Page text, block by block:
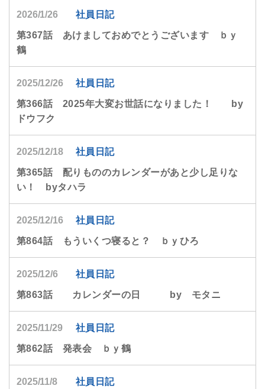
2026/1/26 社員日記
第367話 あけましておめでとうございます ｂｙ
鶴
2025/12/26 社員日記
第366話 2025年大変お世話になりました！ by
ドウフク
2025/12/18 社員日記
第365話 配りもののカレンダーがあと少し足りな
い！ byタハラ
2025/12/16 社員日記
第864話 もういくつ寝ると？ ｂｙひろ
2025/12/6 社員日記
第863話 カレンダーの日 by モタニ
2025/11/29 社員日記
第862話 発表会 ｂｙ鶴
2025/11/8 社員日記